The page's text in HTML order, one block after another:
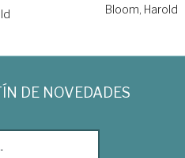
Bloom, Harold
DE NOVEDADES